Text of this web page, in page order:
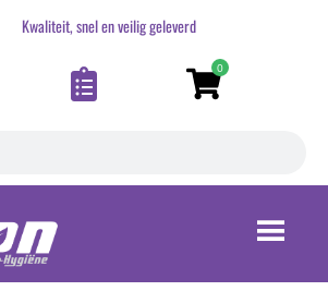
Online Bestelgemak
0